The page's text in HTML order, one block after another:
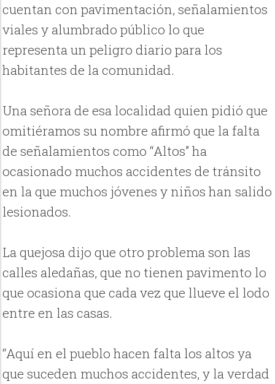
cuentan con pavimentación, señalamientos
viales y alumbrado público lo que
representa un peligro diario para los
habitantes de la comunidad.
Una señora de esa localidad quien pidió que
omitiéramos su nombre afirmó que la falta
de señalamientos como “Altos” ha
ocasionado muchos accidentes de tránsito
en la que muchos jóvenes y niños han salido
lesionados.
La quejosa dijo que otro problema son las
calles aledañas, que no tienen pavimento lo
que ocasiona que cada vez que llueve el lodo
entre en las casas.
“Aquí en el pueblo hacen falta los altos ya
que suceden muchos accidentes, y la verdad